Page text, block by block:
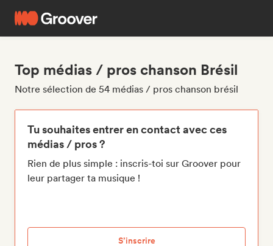
Top médias / pros chanson Brésil
Notre sélection de 54 médias / pros chanson brésil
Tu souhaites entrer en contact avec ces
médias / pros ?
Rien de plus simple : inscris-toi sur Groover pour
leur partager ta musique !
S’inscrire